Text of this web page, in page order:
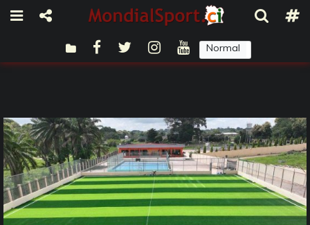
Normal